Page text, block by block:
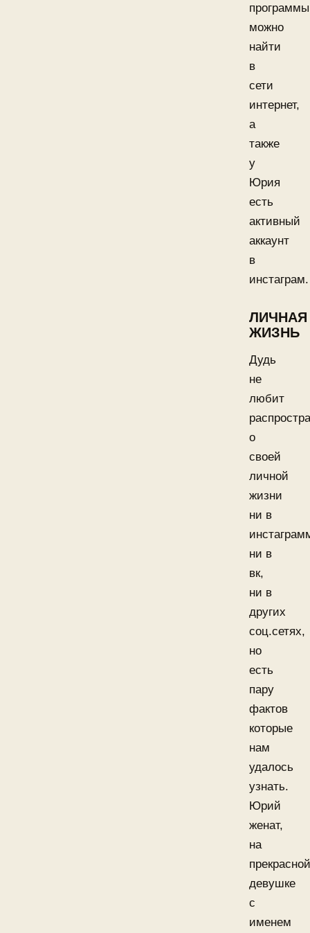
программы
можно
найти
в
сети
интернет,
а
также
у
Юрия
есть
активный
аккаунт
в
инстаграм.
ЛИЧНАЯ
ЖИЗНЬ
Дудь
не
любит
о
своей
личной
жизни
ни в
ни в
вк,
ни в
других
соц.сетях,
но
есть
пару
фактов
которые
нам
удалось
узнать.
Юрий
женат,
на
прекрасной
девушке
с
именем